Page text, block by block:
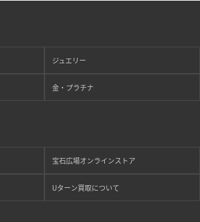
ジュエリー
金・プラチナ
宝石広場オンラインストア
Uターン買取について